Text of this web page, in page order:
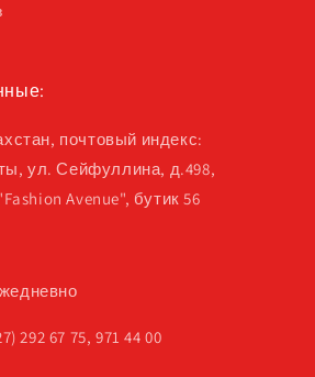
почтовый индекс:
ул. Сейфуллина, д.498,
Avenue", бутик 56
292 67 75, 971 44 00